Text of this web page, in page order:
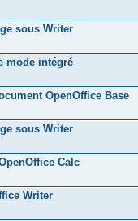
sous Writer
mode intégré
OpenOffice Base
sous Writer
Calc
Writer